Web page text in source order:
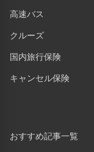
高速バス
クルーズ
国内旅行保険
キャンセル保険
おすすめ記事一覧